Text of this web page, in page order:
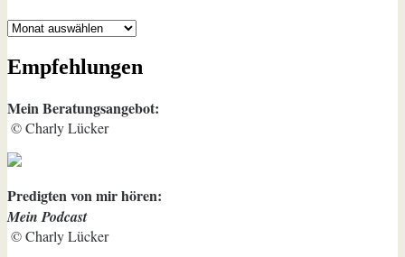
Archiv
Empfehlungen
Mein Beratungsangebot:
© Charly Lücker
Predigten von mir hören:
Mein Podcast
© Charly Lücker